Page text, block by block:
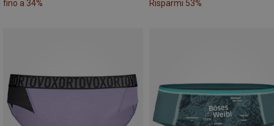
fino a 34% Risparmi 53%